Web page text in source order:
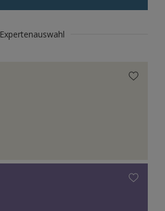
Expertenauswahl